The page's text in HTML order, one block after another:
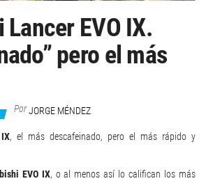
EVO IX.
pero el más
PorJORGE MÉNDEZ
, el más descafeinado, pero el más rápido y
EVO IX, o al menos así lo califican los más